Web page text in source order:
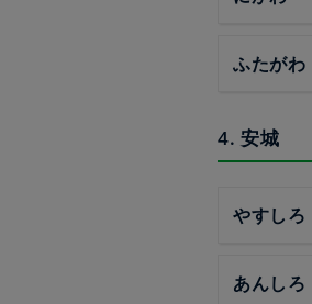
ふたがわ
4. 安城
やすしろ
あんしろ